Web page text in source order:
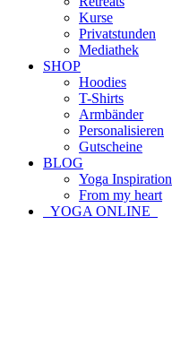
Kurse
Privatstunden
Mediathek
SHOP
Hoodies
T-Shirts
Armbänder
Personalisieren
Gutscheine
BLOG
Yoga Inspiration
From my heart
YOGA ONLINE